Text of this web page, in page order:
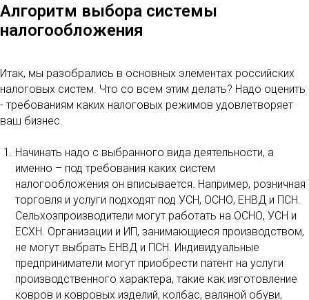
Алгоритм выбора системы
налогообложения
Итак, мы разобрались в основных элементах российских
налоговых систем. Что со всем этим делать? Надо оценить
- требованиям каких налоговых режимов удовлетворяет
ваш бизнес.
Начинать надо с выбранного вида деятельности, а
именно – под требования каких систем
налогообложения он вписывается. Например, розничная
торговля и услуги подходят под УСН, ОСНО, ЕНВД и ПСН.
Сельхозпроизводители могут работать на ОСНО, УСН и
ЕСХН. Организации и ИП, занимающиеся производством,
не могут выбрать ЕНВД и ПСН. Индивидуальные
предприниматели могут приобрести патент на услуги
производственного характера, такие как изготовление
ковров и ковровых изделий, колбас, валяной обуви,